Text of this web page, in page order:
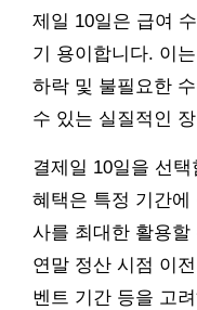
제일 10일은 급여
기 용이합니다. 이
하락 및 불필요한
수 있는 실질적인
결제일 10일을 선
혜택은 특정 기간에
사를 최대한 활용
연말 정산 시점 이
벤트 기간 등을 고